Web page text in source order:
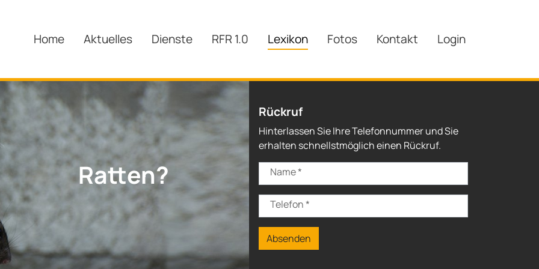
Home Aktuelles Dienste RFR 1.0 Lexikon Fotos Kontakt Login
Ratten?
Wespen?
Rückruf
Hinterlassen Sie Ihre Telefonnummer und Sie
erhalten schnellstmöglich einen Rückruf.
Name*
Telefon*
Absenden